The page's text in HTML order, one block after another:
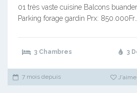
01 très vaste cuisine Balcons
Parking forage gardin Prx: 850.000Fr…
3 Chambres 3
7 mois depuis J'aime